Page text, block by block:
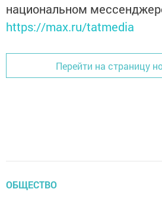
национальном
https://max.ru/tatmedia
Перейти на страницу
ОБЩЕСТВО